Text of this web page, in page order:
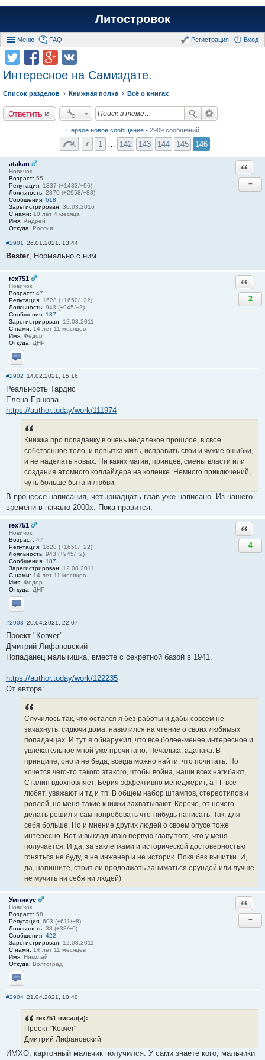
Литостровок
Меню FAQ Вход
Регистрация
Интересное на Самиздате.
Список разделов Книжная полка Всё о книгах
Ответить
Первое новое сообщение• 2909 сообщений
1 142 143 144 145 146
atakan
Новичок
Возраст: 55
Репутация: 1337 (+1433/−96)
Лояльность: 2870 (+2958/−88)
Сообщения: 618
Зарегистрирован: 30.03.2016
С нами: 10 лет 4 месяца
Имя: Андрей
Откуда: Россия
−
#2901 26.01.2021, 13:44
Bester, Нормально с ним.
rex751
Новичок
Возраст: 47
Репутация: 1628 (+1650/−22)
Лояльность: 943 (+945/−2)
Сообщения: 187
Зарегистрирован: 12.08.2011
С нами: 14 лет 11 месяцев
Имя: Федор
Откуда: ДНР
Отправить личное сообщение
2
#2902 14.02.2021, 15:16
Реальность Тардис
Елена Ершова
https://author.today/work/111974
Книжка про попаданку в очень недалекое прошлое, в свое
собственное тело, и попытка жить, исправить свои и чужие ошибки,
и не наделать новых. Ни каких магии, принцев, смены власти или
создания атомного коллайдера на коленке. Немного приключений,
чуть больше быта и любви.
В процессе написания, четырнадцать глав уже написано. Из нашего
времени в начало 2000х. Пока нравится.
rex751
Новичок
Возраст: 47
Репутация: 1628 (+1650/−22)
Лояльность: 943 (+945/−2)
Сообщения: 187
Зарегистрирован: 12.08.2011
С нами: 14 лет 11 месяцев
Имя: Федор
Откуда: ДНР
Отправить личное сообщение
4
#2903 20.04.2021, 22:07
Проект "Ковчег"
Дмитрий Лифановский
Попаданец мальчишка, вместе с секретной базой в 1941.
https://author.today/work/122235
От автора:
Случилось так, что остался я без работы и дабы совсем не
зачахнуть, сидючи дома, навалился на чтение о своих любимых
попаданцах. И тут я обнаружил, что все более-менее интересное и
увлекательное мной уже прочитано. Печалька, аданака. В
принципе, оно и не беда, всегда можно найти, что почитать. Но
хочется чего-то такого этакого, чтобы война, наши всех нагибают,
Сталин вдохновляет, Берия эффективно менеджерит, а ГГ все
любят, уважают и тд и тп. В общем набор штампов, стереотипов и
роялей, но меня такие книжки захватывают. Короче, от нечего
делать решил я сам попробовать что-нибудь написать. Так, для
себя больше. Но и мнение других людей о своем опусе тоже
интересно. Вот и выкладываю первую главу того, что у меня
получается. И да, за заклепками и исторической достоверностью
гоняться не буду, я не инженер и не историк. Пока без вычитки. И,
да, напишите, стоит ли продолжать заниматься ерундой или лучше
не мучить ни себя ни людей)
Умникус
Новичок
Возраст: 58
Репутация: 603 (+611/−8)
Лояльность: 38 (+38/−0)
Сообщения: 422
Зарегистрирован: 12.08.2011
С нами: 14 лет 11 месяцев
Имя: Николай
Откуда: Волгоград
Отправить личное сообщение
−
#2904 21.04.2021, 10:40
rex751 писал(а):
Проект "Ковчег"
Дмитрий Лифановский
ИМХО, картонный мальчик получился. У сами знаете кого, мальчики